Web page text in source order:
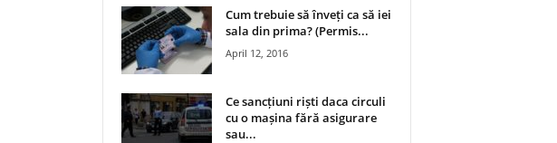
Cum trebuie să înveți ca să iei
sala din prima? (Permis...
April 12, 2016
Ce sancțiuni riști daca circuli
cu o mașina fără asigurare
sau...